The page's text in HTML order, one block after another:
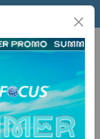
e Fiscal Box
3 4 … Next